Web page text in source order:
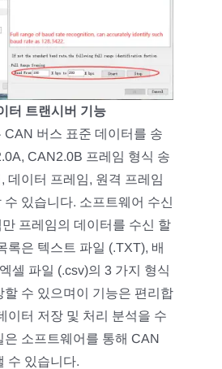
터 트랜시버 기능
CAN 버스 표준 데이터를 송
CAN2.0B 프레임 형식 송
데이터 프레임, 원격 프레임
수 있습니다. 소프트웨어 수신
프레임의 데이터를 수신 할
록은 텍스트 파일 (.TXT), 배
셀 파일 (.csv)의 3 가지 형식
할 수 있으며이 기능은 편리합
이터 저장 및 처리 분석을 수
은 소프트웨어를 통해 CAN
수 있습니다.